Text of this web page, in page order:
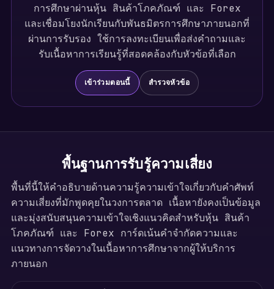
การศึกษาผ่านหุ้น สินค้าโภคภัณฑ์ และ Forex
และเชื่อมโยงนักเรียนกับพันธมิตรการศึกษาภายนอกที่
ผ่านการรับรอง ใช้การลงทะเบียนเพื่อส่งคำถามและ
รับเนื้อหาการเรียนรู้ที่สอดคล้องกับหัวข้อที่เลือก
เข้าร่วมตอนนี้ สำรวจหัวข้อ
พื้นฐานการรับรู้ความเสี่ยง
พื้นที่นี้ให้คำอธิบายด้านความรู้ความเข้าใจเกี่ยวกับคำศัพท์
ความเสี่ยงที่มักพูดคุยในวงการตลาด เนื้อหายังคงเป็นข้อมูล
และมุ่งสนับสนุนความเข้าใจเชิงแนวคิดสำหรับหุ้น สินค้า
โภคภัณฑ์ และ Forex การ์ดเน้นคำจำกัดความและ
แนวทางการจัดวางในเนื้อหาการศึกษาจากผู้ให้บริการ
ภายนอก